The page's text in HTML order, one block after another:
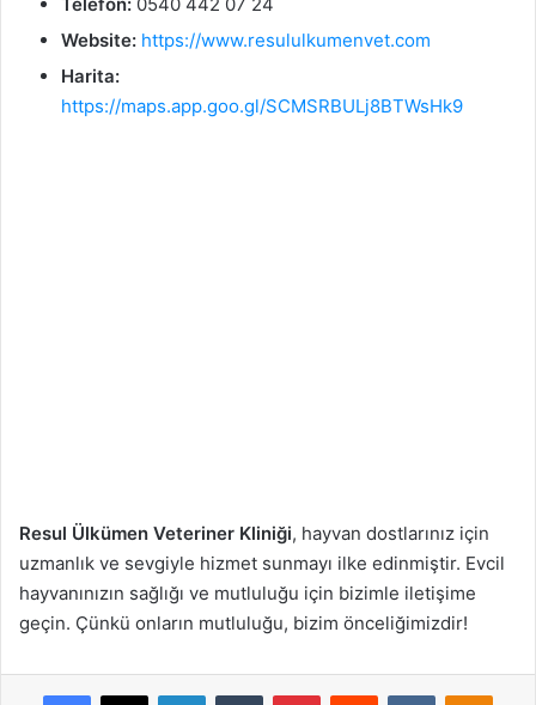
Website: https://www.resululkumenvet.com
Harita:
https://maps.app.goo.gl/SCMSRBULj8BTWsHk9
Resul Ülkümen Veteriner Kliniği, hayvan dostlarınız için
uzmanlık ve sevgiyle hizmet sunmayı ilke edinmiştir. Evcil
hayvanınızın sağlığı ve mutluluğu için bizimle iletişime
geçin. Çünkü onların mutluluğu, bizim önceliğimizdir!
Facebook
X LinkedInTumblr PinterestReddit VKontakte